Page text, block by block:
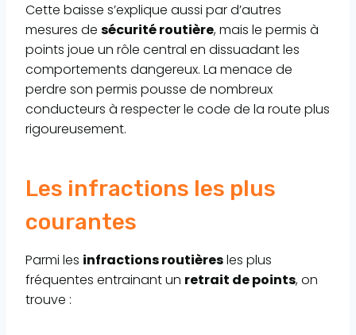
Cette baisse s’explique aussi par d’autres
mesures de sécurité routière, mais le permis à
points joue un rôle central en dissuadant les
comportements dangereux. La menace de
perdre son permis pousse de nombreux
conducteurs à respecter le code de la route plus
rigoureusement.
Les infractions les plus
courantes
Parmi les infractions routièresles plus
fréquentes entrainant un retrait de points, on
trouve :